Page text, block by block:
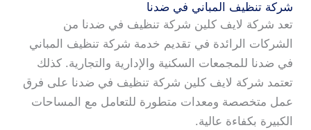
شركة تنظيف المباني في ضدنا
تعد شركة لايف كلين شركة تنظيف في ضدنا من
الشركات الرائدة في تقديم خدمة شركة تنظيف المباني
في ضدنا للمجمعات السكنية والإدارية والتجارية. كذلك
تعتمد شركة لايف كلين شركة تنظيف في ضدنا على فرق
عمل متخصصة ومعدات متطورة للتعامل مع المساحات
الكبيرة بكفاءة عالية.